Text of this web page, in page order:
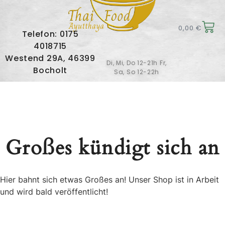
Telefon: 0175
4018715
Westend 29A, 46399
Bocholt
Di, Mi, Do 12-21h Fr,
Sa, So 12-22h
0,00 €
Großes kündigt sich an
Hier bahnt sich etwas Großes an! Unser Shop ist in Arbeit
und wird bald veröffentlicht!